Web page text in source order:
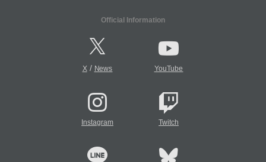
Official Information
X/ News YouTube
Instagram Twitch